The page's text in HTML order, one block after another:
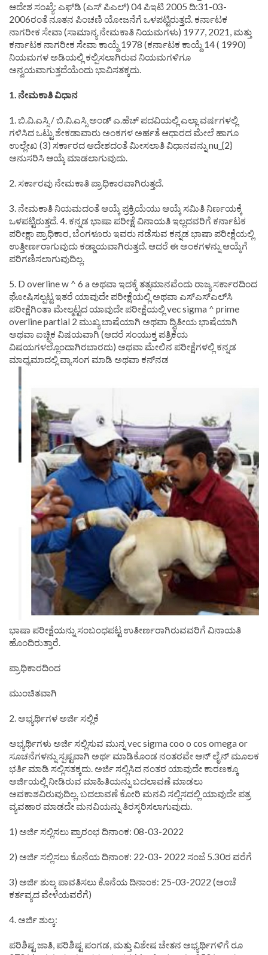
ಆದೇಶ ಸಂಖ್ಯೆ: ಎಫ್‌ಡಿ (ಎಸ್ ಪಿಎಲ್) 04 ಪಿಇಟಿ 2005 ದಿ:31-03-
2006ರಂತೆ ನೂತನ ಪಿಂಚಣಿ ಯೋಜನೆಗೆ ಒಳಪಟ್ಟಿರುತ್ತದೆ. ಕರ್ನಾಟಕ
ನಾಗರೀಕ ಸೇವಾ (ಸಾಮಾನ್ಯ ನೇಮಕಾತಿ ನಿಯಮಗಳು) 1977, 2021, ಮತ್ತು
ಕರ್ನಾಟಕ ನಾಗರೀಕ ಸೇವಾ ಕಾಯ್ದೆ 1978 (ಕರ್ನಾಟಕ ಕಾಯ್ದೆ 14 ( 1990)
ನಿಯಮಗಳ ಅಡಿಯಲ್ಲಿ ಕಲ್ಪಿಸಲಾಗಿರುವ ನಿಯಮಗಳಿಗೂ
ಅನ್ವಯವಾಗುತ್ತದೆಯೆಂದು ಭಾವಿಸತಕ್ಕದು.
1. ನೇಮಕಾತಿ ವಿಧಾನ
1. ಬಿ.ವಿ.ಎಸ್ಸಿ / ಬಿ.ವಿ.ಎಸ್ಸಿ ಅಂಡ್ ಎ.ಹೆಚ್ ಪದವಿಯಲ್ಲಿ ಎಲ್ಲಾ ವರ್ಷಗಳಲ್ಲಿ
ಗಳಿಸಿದ ಒಟ್ಟು ಶೇಕಡಾವಾರು ಅಂಕಗಳ ಅರ್ಹತೆ ಆಧಾರದ ಮೇಲೆ ಹಾಗೂ
ಉಲ್ಲೇಖ (3) ಸರ್ಕಾರದ ಆದೇಶದಂತೆ ಮೀಸಲಾತಿ ವಿಧಾನವನ್ನು nu_{2}
ಅನುಸರಿಸಿ ಆಯ್ಕೆ ಮಾಡಲಾಗುವುದು.
2. ಸರ್ಕಾರವು ನೇಮಕಾತಿ ಪ್ರಾಧಿಕಾರವಾಗಿರುತ್ತದೆ.
3. ನೇಮಕಾತಿ ನಿಯಮದಂತೆ ಆಯ್ಕೆ ಪ್ರಕ್ರಿಯೆಯು ಆಯ್ಕೆ ಸಮಿತಿ ನಿರ್ಣಯಕ್ಕೆ
ಒಳಪಟ್ಟಿರುತ್ತದೆ. 4. ಕನ್ನಡ ಭಾಷಾ ಪರೀಕ್ಷೆ ವಿನಾಯತಿ ಇಲ್ಲದವರಿಗೆ ಕರ್ನಾಟಕ
ಪರೀಕ್ಷಾ ಪ್ರಾಧಿಕಾರ, ಬೆಂಗಳೂರು ಇವರು ನಡೆಸುವ ಕನ್ನಡ ಭಾಷಾ ಪರೀಕ್ಷೆಯಲ್ಲಿ
ಉತ್ತೀರ್ಣರಾಗುವುದು ಕಡ್ಡಾಯವಾಗಿರುತ್ತದೆ. ಆದರೆ ಈ ಅಂಕಗಳನ್ನು ಆಯ್ಕೆಗೆ
ಪರಿಗಣಿಸಲಾಗುವುದಿಲ್ಲ.
5. D overline w ^ 6 a ಅಥವಾ ಇದಕ್ಕೆ ತತ್ಸಮಾನವೆಂದು ರಾಜ್ಯ ಸರ್ಕಾರದಿಂದ
ಘೋಷಿಸಲ್ಪಟ್ಟ ಇತರೆ ಯಾವುದೇ ಪರೀಕ್ಷೆಯಲ್ಲಿ ಅಥವಾ ಎಸ್‌ಎಸ್‌ಎಲ್‌ಸಿ
ಪರೀಕ್ಷೆಗಿಂತಾ ಮೇಲ್ಮಟ್ಟದ ಯಾವುದೇ ಪರೀಕ್ಷೆಯಲ್ಲಿ vec sigma ^ prime
overline partial 2 ಮುಖ್ಯ ಬಾಷೆಯಾಗಿ ಅಥವಾ ದ್ವಿತೀಯ ಭಾಷೆಯಾಗಿ
ಅಥವಾ ಐಚ್ಛಿಕ ವಿಷಯವಾಗಿ (ಆದರೆ ಸಂಯುಕ್ತ ಪತ್ರಿಕೆಯ
ವಿಷಯಗಳಲ್ಲೊಂದಾಗಿರಬಾರದು) ಅಥವಾ ಮೇಲಿನ ಪರೀಕ್ಷೆಗಳಲ್ಲಿ ಕನ್ನಡ
ಮಾಧ್ಯಮಾದಲ್ಲಿ ವ್ಯಾಸಂಗ ಮಾಡಿ ಅಥವಾ ಕನ್‌ನಡ
ಭಾಷಾ ಪರೀಕ್ಷೆಯನ್ನು ಸಂಬಂಧಪಟ್ಟ ಉತೀರ್ಣರಾಗಿರುವವರಿಗೆ ವಿನಾಯತಿ
ಹೊಂದಿರುತ್ತಾರೆ.
ಪ್ರಾಧಿಕಾರದಿಂದ
ಮುಂಚಿತವಾಗಿ
2. ಅಭ್ಯರ್ಥಿಗಳ ಅರ್ಜಿ ಸಲ್ಲಿಕೆ
ಅಭ್ಯರ್ಥಿಗಳು ಅರ್ಜಿ ಸಲ್ಲಿಸುವ ಮುನ್ನ vec sigma coo o cos omega or
ಸೂಚನೆಗಳನ್ನು ಸ್ಪಷ್ಟವಾಗಿ ಅರ್ಥ ಮಾಡಿಕೊಂಡ ನಂತರವೇ ಆನ್ ಲೈನ್ ಮೂಲಕ
ಭರ್ತಿ ಮಾಡಿ ಸಲ್ಲಿಸತಕ್ಕದು. ಅರ್ಜಿ ಸಲ್ಲಿಸಿದ ನಂತರ ಯಾವುದೇ ಕಾರಣಕ್ಕೂ
ಅರ್ಜಿಯಲ್ಲಿ ನೀಡಿರುವ ಮಾಹಿತಿಯನ್ನು ಬದಲಾವಣೆ ಮಾಡಲು
ಅವಕಾಶವಿರುವುದಿಲ್ಲ. ಬದಲಾವಣೆ ಕೋರಿ ಮನವಿ ಸಲ್ಲಿಸದಲ್ಲಿ ಯಾವುದೇ ಪತ್ರ
ವ್ಯವಹಾರ ಮಾಡದೇ ಮನವಿಯನ್ನು ತಿರಸ್ಕರಿಸಲಾಗುವುದು.
1) ಅರ್ಜಿ ಸಲ್ಲಿಸಲು ಪ್ರಾರಂಭ ದಿನಾಂಕ: 08-03-2022
2) ಅರ್ಜಿ ಸಲ್ಲಿಸಲು ಕೊನೆಯ ದಿನಾಂಕ: 22-03- 2022 ಸಂಜೆ 5.30ರ ವರೆಗೆ
3) ಅರ್ಜಿ ಶುಲ್ಕ ಪಾವತಿಸಲು ಕೊನೆಯ ದಿನಾಂಕ: 25-03-2022 (ಅಂಚೆ
ಕರ್ತವ್ಯದ ವೇಳೆಯವರೆಗೆ)
4. ಅರ್ಜಿ ಶುಲ್ಕ:
ಪರಿಶಿಷ್ಟ ಜಾತಿ, ಪರಿಶಿಷ್ಟ ಪಂಗಡ, ಮತ್ತು ವಿಶೇಷ ಚೇತನ ಅಭ್ಯರ್ಥಿಗಳಿಗೆ ರೂ